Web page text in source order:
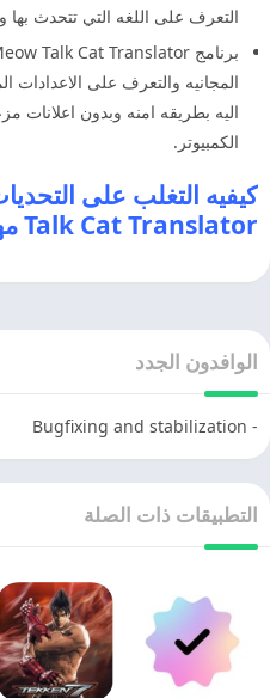
التعرف على اللغه التي تتحدث
المجانيه والتعرف على
اليه بطريقه امنه وبدون اعلانات
الكمبيوتر.
Talk Cat Translator مهكره ؟
الوافدون الجدد
- Bugfixing and stabilization
التطبيقات ذات الصلة